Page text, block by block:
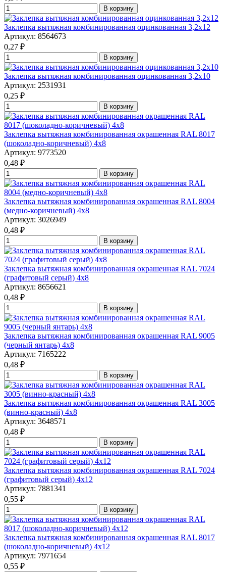
В корзину
Заклепка вытяжная комбинированная оцинкованная 3,2x12
Артикул: 8564673
0,27 ₽
В корзину
Заклепка вытяжная комбинированная оцинкованная 3,2x10
Артикул: 2531931
0,25 ₽
В корзину
Заклепка вытяжная комбинированная окрашенная RAL 8017
(шоколадно-коричневый) 4x8
Артикул: 9773520
0,48 ₽
В корзину
Заклепка вытяжная комбинированная окрашенная RAL 8004
(медно-коричневый) 4x8
Артикул: 3026949
0,48 ₽
В корзину
Заклепка вытяжная комбинированная окрашенная RAL 7024
(графитовый серый) 4x8
Артикул: 8656621
0,48 ₽
В корзину
Заклепка вытяжная комбинированная окрашенная RAL 9005
(черный янтарь) 4x8
Артикул: 7165222
0,48 ₽
В корзину
Заклепка вытяжная комбинированная окрашенная RAL 3005
(винно-красный) 4x8
Артикул: 3648571
0,48 ₽
В корзину
Заклепка вытяжная комбинированная окрашенная RAL 7024
(графитовый серый) 4x12
Артикул: 7881341
0,55 ₽
В корзину
Заклепка вытяжная комбинированная окрашенная RAL 8017
(шоколадно-коричневый) 4x12
Артикул: 7971654
0,55 ₽